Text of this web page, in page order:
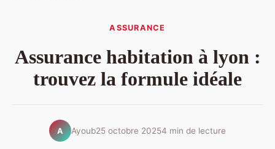
ASSURANCE
Assurance habitation à lyon :
trouvez la formule idéale
A Ayoub25 octobre 20254 min de lecture